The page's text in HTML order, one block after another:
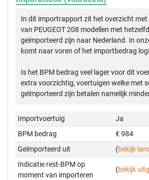
In dit importrapport zit het overzicht met
van PEUGEOT 208 modellen met
geïmporteerd zijn naar Nederland. In
komt naar voren of het importbedrag
Is het BPM bedrag veel lager voor dit
extra voorzichtig, voertuigen welke met
geïmporteerd zijn betalen namelijk
Importvoertuig
Ja
BPM bedrag
€ 984
Geïmporteerd uit
(bekijk
Indicatie rest-BPM op
moment van importeren
(bekijk